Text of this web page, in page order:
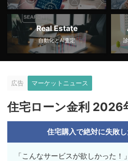
Real Estate
自動化とAI査定
広告 マーケットニュース
住宅ローン金利 2026
住宅購入で絶対に失敗
「こんなサービスが欲しかった